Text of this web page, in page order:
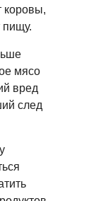
коровы,
пищу.
мясо
вред
след